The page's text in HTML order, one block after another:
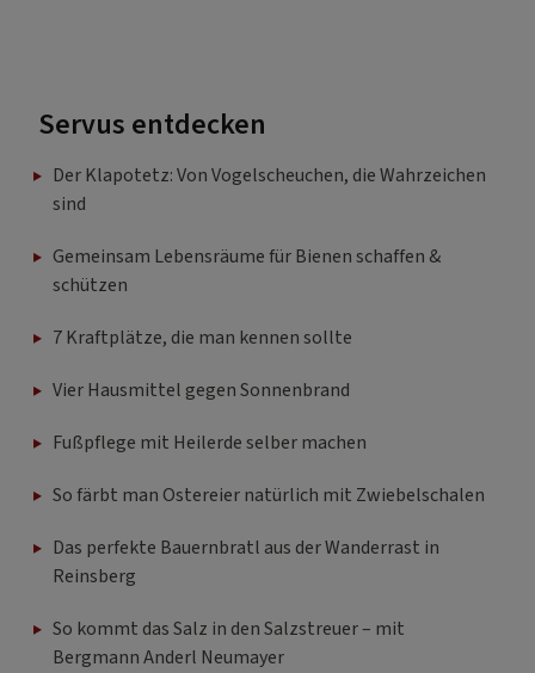
Servus entdecken
Der Klapotetz: Von Vogelscheuchen, die Wahrzeichen
sind
Gemeinsam Lebensräume für Bienen schaffen &
schützen
7 Kraftplätze, die man kennen sollte
Vier Hausmittel gegen Sonnenbrand
Fußpflege mit Heilerde selber machen
So färbt man Ostereier natürlich mit Zwiebelschalen
Das perfekte Bauernbratl aus der Wanderrast in
Reinsberg
So kommt das Salz in den Salzstreuer – mit
Bergmann Anderl Neumayer